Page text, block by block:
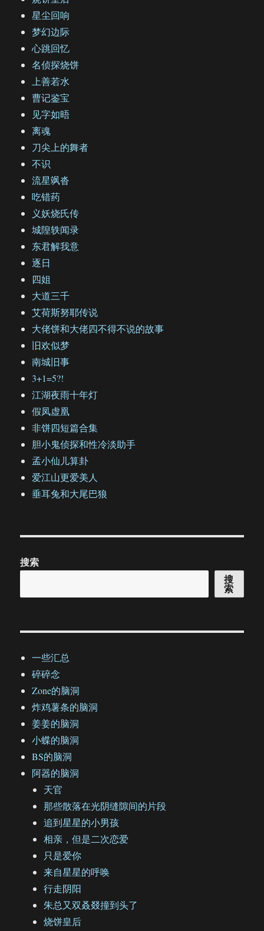
星尘回响
梦幻边际
心跳回忆
名侦探烧饼
上善若水
曹记鉴宝
见字如晤
离魂
刀尖上的舞者
不识
流星飒沓
吃错药
义妖烧氏传
城隍轶闻录
东君解我意
逐日
四姐
大道三千
艾荷斯努耶传说
大佬饼和大佬四不得不说的故事
旧欢似梦
南城旧事
3+1=5?!
江湖夜雨十年灯
假凤虚凰
非饼四短篇合集
胆小鬼侦探和性冷淡助手
孟小仙儿算卦
爱江山更爱美人
垂耳兔和大尾巴狼
搜索
搜
索
一些汇总
碎碎念
Zone的脑洞
炸鸡薯条的脑洞
姜姜的脑洞
小蝶的脑洞
BS的脑洞
阿器的脑洞
天官
那些散落在光阴缝隙间的片段
追到星星的小男孩
相亲，但是二次恋爱
只是爱你
来自星星的呼唤
行走阴阳
朱总又双叒叕撞到头了
烧饼皇后